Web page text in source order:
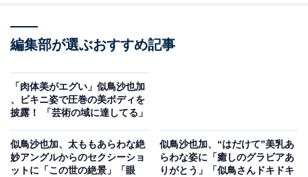
編集部が選ぶおすすめ記事
「肉体美がエグい」似鳥沙也加
、ビキニ姿で圧巻の美ボディを
披露！ 「芸術の域に達してる」
似鳥沙也加、太ももあらわな絶
妙アングルからのセクシーショ
ットに「この世の絶景」「眼
似鳥沙也加、“はだけて”美乳あ
らわな姿に「癒しのグラビアあ
りがとう」「似鳥さんドキドキ